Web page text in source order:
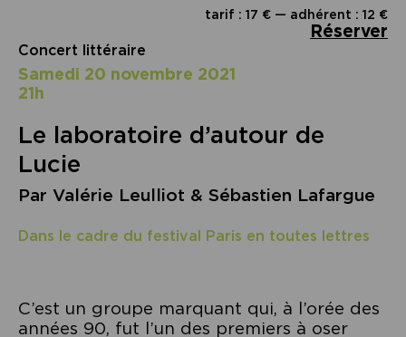
tarif : 17 € — adhérent : 12 €
Réserver
Concert littéraire
samedi 20 novembre 2021
21h
Le laboratoire d’autour de
Lucie
Par Valérie Leulliot & Sébastien Lafargue
Dans le cadre du festival Paris en toutes lettres
C’est un groupe marquant qui, à l’orée des
années 90, fut l’un des premiers à oser